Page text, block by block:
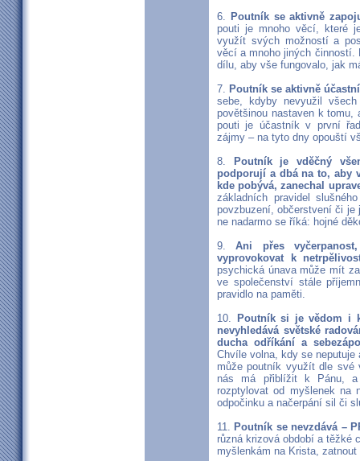
6. Poutník se aktivně
pouti je mnoho věcí, které
využít svých možností a
věcí a mnoho jiných činností.
dílu, aby vše fungovalo, jak
7. Poutník se aktivně
sebe, kdyby nevyužil
povětšinou nastaven k tomu,
pouti je účastník v první
zájmy – na tyto dny opouští
8.
Poutník je vděčný
podporují a dbá na to, aby
kde pobývá, zanechal
základních pravidel
povzbuzení, občerstvení či je
ne nadarmo se říká: hojné
9.Ani přes
vyprovokovat k
psychická únava může mít
ve společenství stále
pravidlo na paměti.
10.
Poutník si je vědom i
nevyhledává světské
ducha odříkání a
Chvíle volna, kdy se neputuje
může poutník využít dle
nás má přiblížit k Pánu, a
rozptylovat od myšlenek
odpočinku a načerpání sil či
11. Poutník se nevzdává –
různá krizová období a těžké
myšlenkám na Krista,